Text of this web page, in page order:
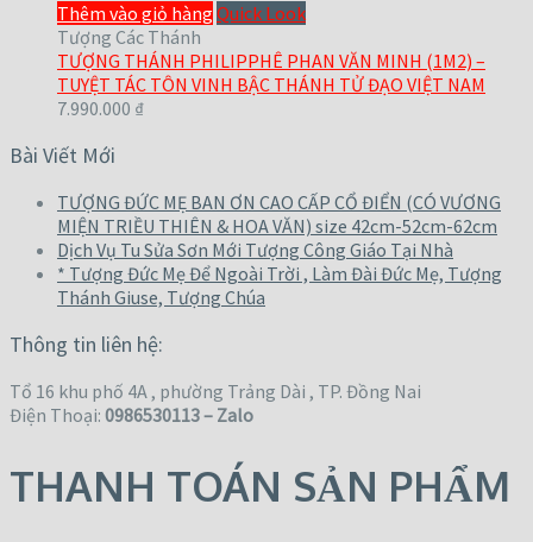
Thêm vào giỏ hàng Quick Look
Tượng Các Thánh
TƯỢNG THÁNH PHILIPPHÊ PHAN VĂN MINH (1M2) –
TUYỆT TÁC TÔN VINH BẬC THÁNH TỬ ĐẠO VIỆT NAM
7.990.000 ₫
Bài Viết Mới
TƯỢNG ĐỨC MẸ BAN ƠN CAO CẤP CỔ ĐIỂN (CÓ VƯƠNG
MIỆN TRIỀU THIÊN & HOA VĂN) size 42cm-52cm-62cm
Dịch Vụ Tu Sửa Sơn Mới Tượng Công Giáo Tại Nhà
* Tượng Đức Mẹ Để Ngoài Trời , Làm Đài Đức Mẹ, Tượng
Thánh Giuse, Tượng Chúa
Thông tin liên hệ:
Tổ 16 khu phố 4A , phường Trảng Dài , TP. Đồng Nai
Điện Thoại: 0986530113 – Zalo
THANH TOÁN SẢN PHẨM